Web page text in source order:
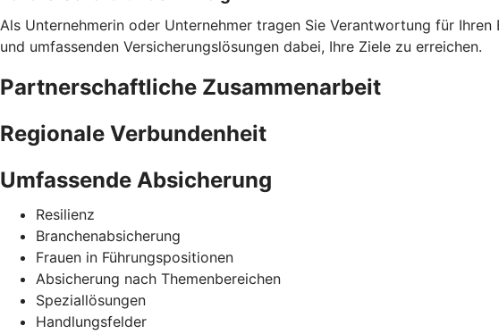
Als Unternehmerin oder Unternehmer tragen Sie Verantwortung für
und umfassenden Versicherungslösungen dabei, Ihre Ziele zu erreichen.
Partnerschaftliche Zusammenarbeit
Regionale Verbundenheit
Umfassende Absicherung
Resilienz
Branchenabsicherung
Frauen in Führungspositionen
Absicherung nach Themenbereichen
Speziallösungen
Handlungsfelder